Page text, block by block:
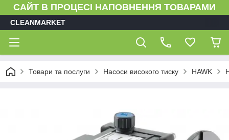
САЙТ В ПРОЦЕСІ НАПОВНЕННЯ ТОВАРАМИ
CLEANMARKET
Товари та послуги Насоси високого тиску HAWK